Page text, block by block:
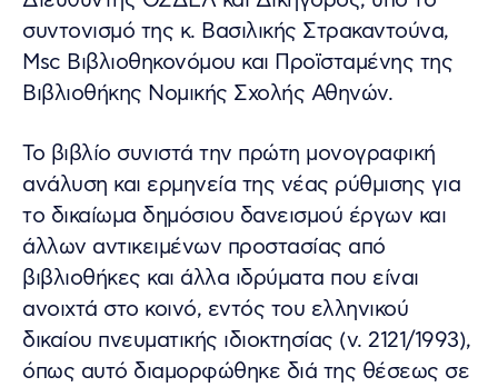
συντονισμό της κ. Βασιλικής Στρακαντούνα,
Msc Βιβλιοθηκονόμου και Προϊσταμένης της
Βιβλιοθήκης Νομικής Σχολής Αθηνών.
Το βιβλίο συνιστά την πρώτη μονογραφική
ανάλυση και ερμηνεία της νέας ρύθμισης για
το δικαίωμα δημόσιου δανεισμού έργων και
άλλων αντικειμένων προστασίας από
βιβλιοθήκες και άλλα ιδρύματα που είναι
ανοιχτά στο κοινό, εντός του ελληνικού
δικαίου πνευματικής ιδιοκτησίας (ν. 2121/1993),
όπως αυτό διαμορφώθηκε διά της θέσεως σε